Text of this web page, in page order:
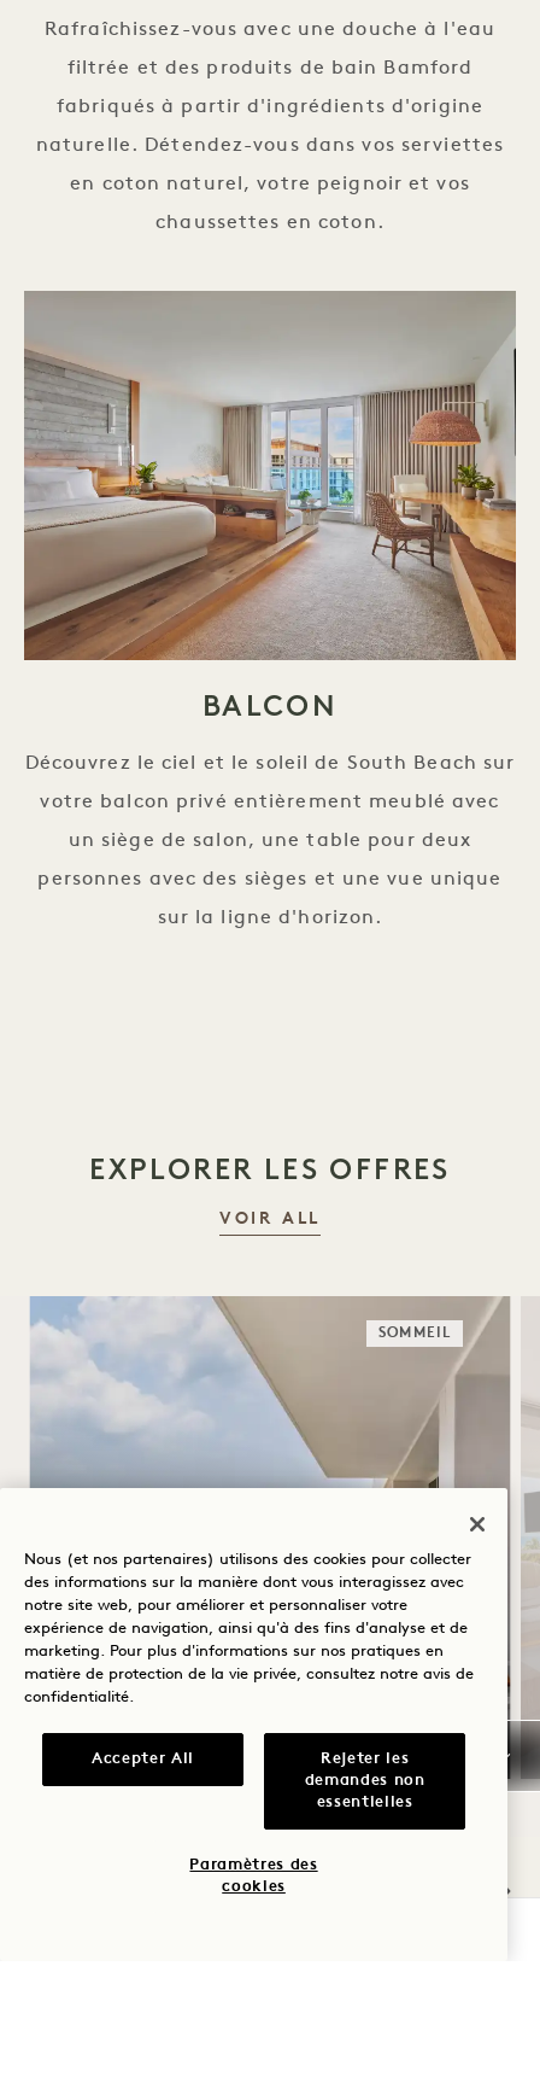
Rafraîchissez-vous avec une douche à l'eau
filtrée et des produits de bain Bamford
fabriqués à partir d'ingrédients d'origine
naturelle. Détendez-vous dans vos serviettes
en coton naturel, votre peignoir et vos
chaussettes en coton.
BALCON
Découvrez le ciel et le soleil de South Beach sur
votre balcon privé entièrement meublé avec
un siège de salon, une table pour deux
personnes avec des sièges et une vue unique
sur la ligne d'horizon.
EXPLORER LES OFFRES
VOIR ALL
SOMMEIL
ACCUEIL À 1 HEURE
Buffet de petit-déjeuner quotidien
Service de voiturier gratuit
Valable pour les séjours du 20 juillet au
Nous (et nos partenaires) utilisons des cookies pour collecter
des informations sur la manière dont vous interagissez avec
notre site web, pour améliorer et personnaliser votre
expérience de navigation, ainsi qu'à des fins d'analyse et de
marketing. Pour plus d'informations sur nos pratiques en
matière de protection de la vie privée, consultez notre avis de
confidentialité.
Accepter All
Rejeter les
demandes non
essentielles
Paramètres des
cookies